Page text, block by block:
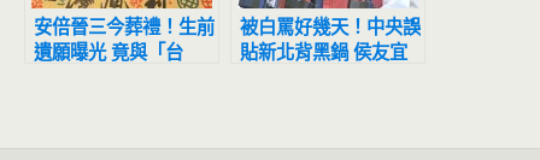
安倍晉三今葬禮！生前
遺願曝光 竟與「台
被白罵好幾天！中央誤
貼新北背黑鍋 侯友宜